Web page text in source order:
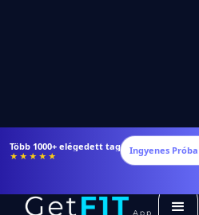
Étrendek, receptek és edzéstervek
★★★★★
Tápanyagok